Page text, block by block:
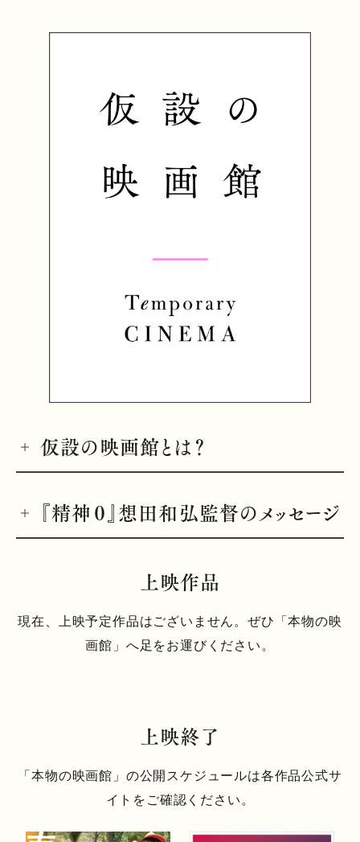
仮設の映画館とは？
『精神０』想田和弘監督のメッセージ
上映作品
現在、上映予定作品はございません。ぜひ「本物の映
画館」へ足をお運びください。
上映終了
「本物の映画館」の公開スケジュールは各作品公式サ
イトをご確認ください。